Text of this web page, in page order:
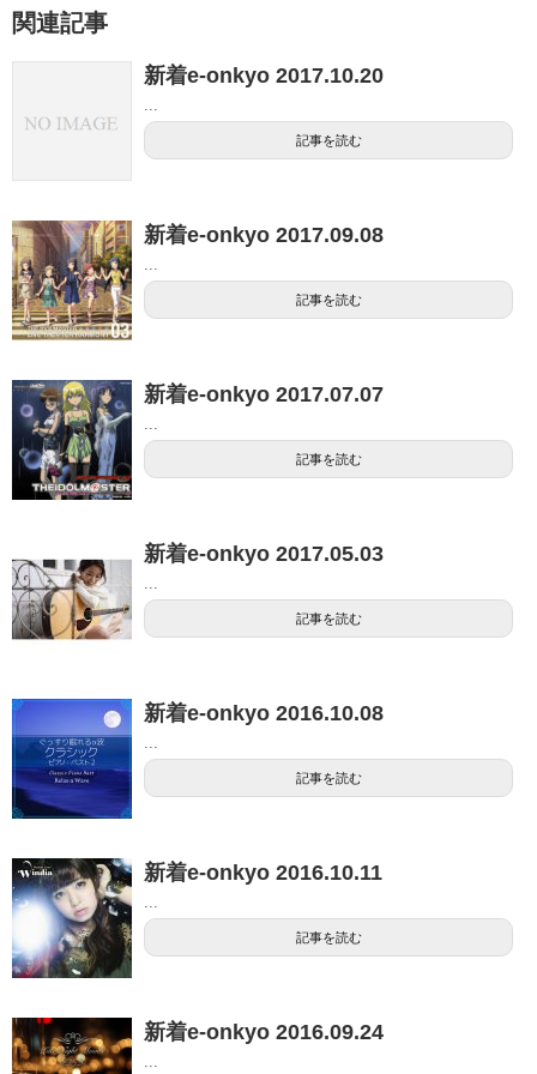
関連記事
新着e-onkyo 2017.10.20
記事を読む
新着e-onkyo 2017.09.08
記事を読む
新着e-onkyo 2017.07.07
記事を読む
新着e-onkyo 2017.05.03
記事を読む
新着e-onkyo 2016.10.08
記事を読む
新着e-onkyo 2016.10.11
記事を読む
新着e-onkyo 2016.09.24